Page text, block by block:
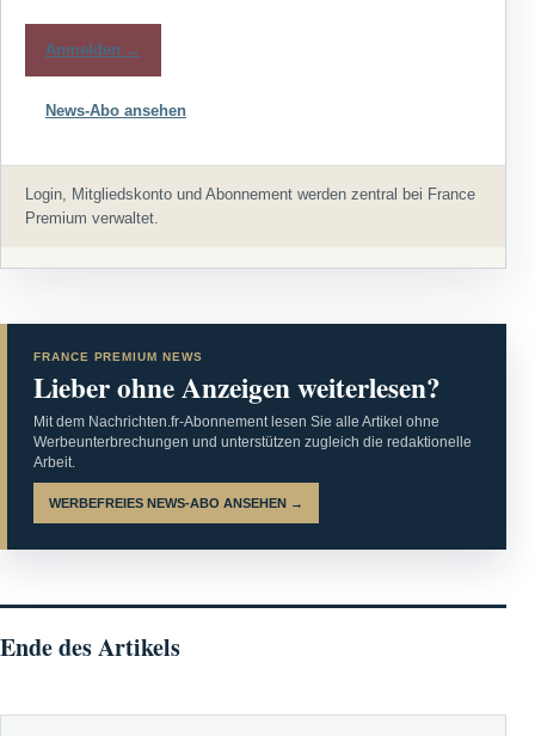
Anmelden →
News-Abo ansehen
Login, Mitgliedskonto und Abonnement werden zentral bei France
Premium verwaltet.
FRANCE PREMIUM NEWS
Lieber ohne Anzeigen weiterlesen?
Mit dem Nachrichten.fr-Abonnement lesen Sie alle Artikel ohne
Werbeunterbrechungen und unterstützen zugleich die redaktionelle
Arbeit.
WERBEFREIES NEWS-ABO ANSEHEN →
Ende des Artikels